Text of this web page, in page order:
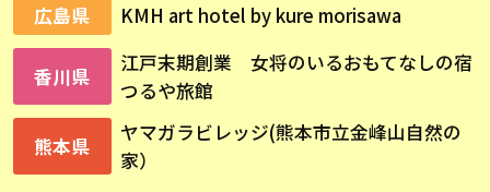
広島県
KMH art hotel by kure morisawa
香川県
江戸末期創業 女将のいるおもてなしの宿
つるや旅館
熊本県
ヤマガラビレッジ(熊本市立金峰山自然の
家）